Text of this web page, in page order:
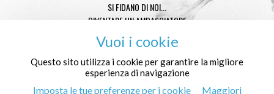
SI FIDANO DI NOI...
DIVENTARE UN AMBASCIATORE
CONSEILS TAILLE TÉLÉMARK
CONDITIONS GÉNÉRALES DE VENTE
MENTIONS LÉGALES
PROTEZIONE DEI DATI PERSONALI E COOKIES
CHI SIAMO NOI ?
Vuoi i cookie
Questo sito utilizza i cookie per garantire la migliore
esperienza di navigazione
Imposta le tue preferenze per i cookie Maggiori